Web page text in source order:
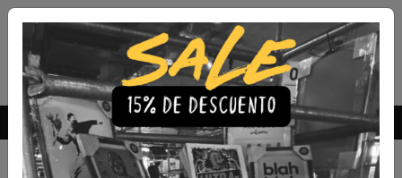
Envío Gratis a todo Chile comprando 3 o más productos